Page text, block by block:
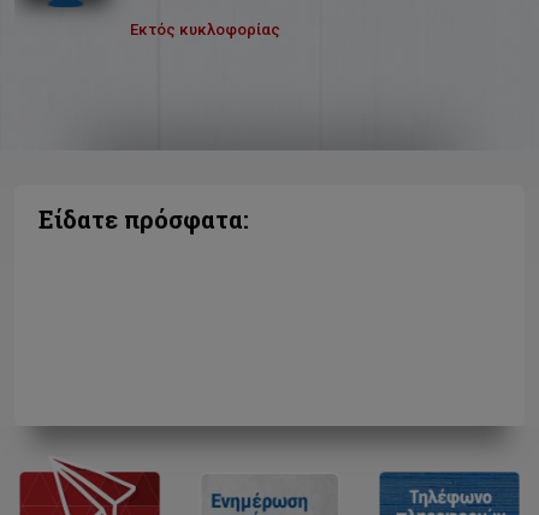
Εκτός κυκλοφορίας
Είδατε πρόσφατα: